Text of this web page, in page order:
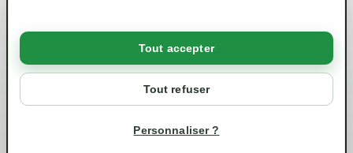
Tout accepter
Tout refuser
Personnaliser ?
Politique de confidentialité RGPD
Votre compte
info@green-tech-shop.com